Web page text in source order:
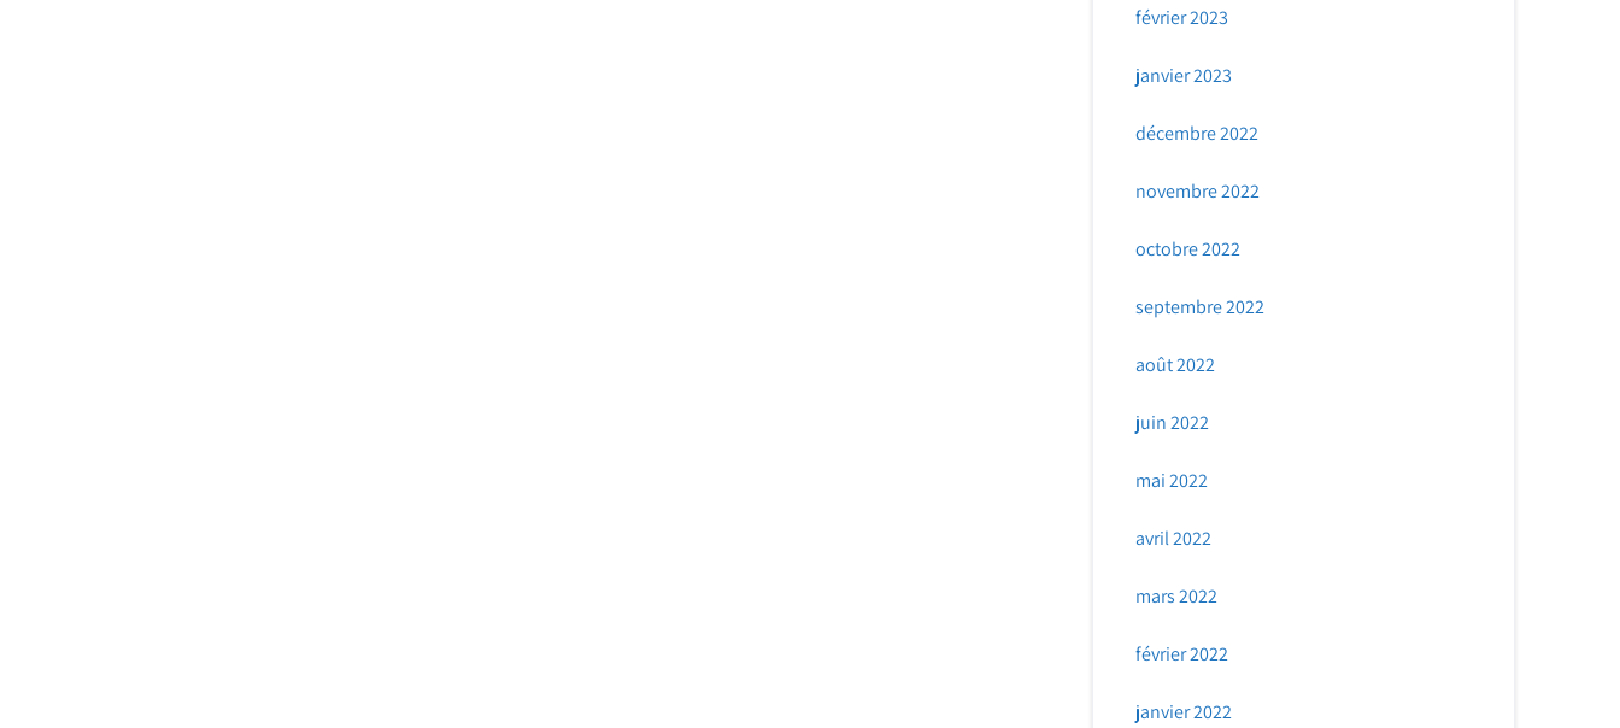
février 2023
janvier 2023
décembre 2022
novembre 2022
octobre 2022
septembre 2022
août 2022
juin 2022
mai 2022
avril 2022
mars 2022
février 2022
janvier 2022